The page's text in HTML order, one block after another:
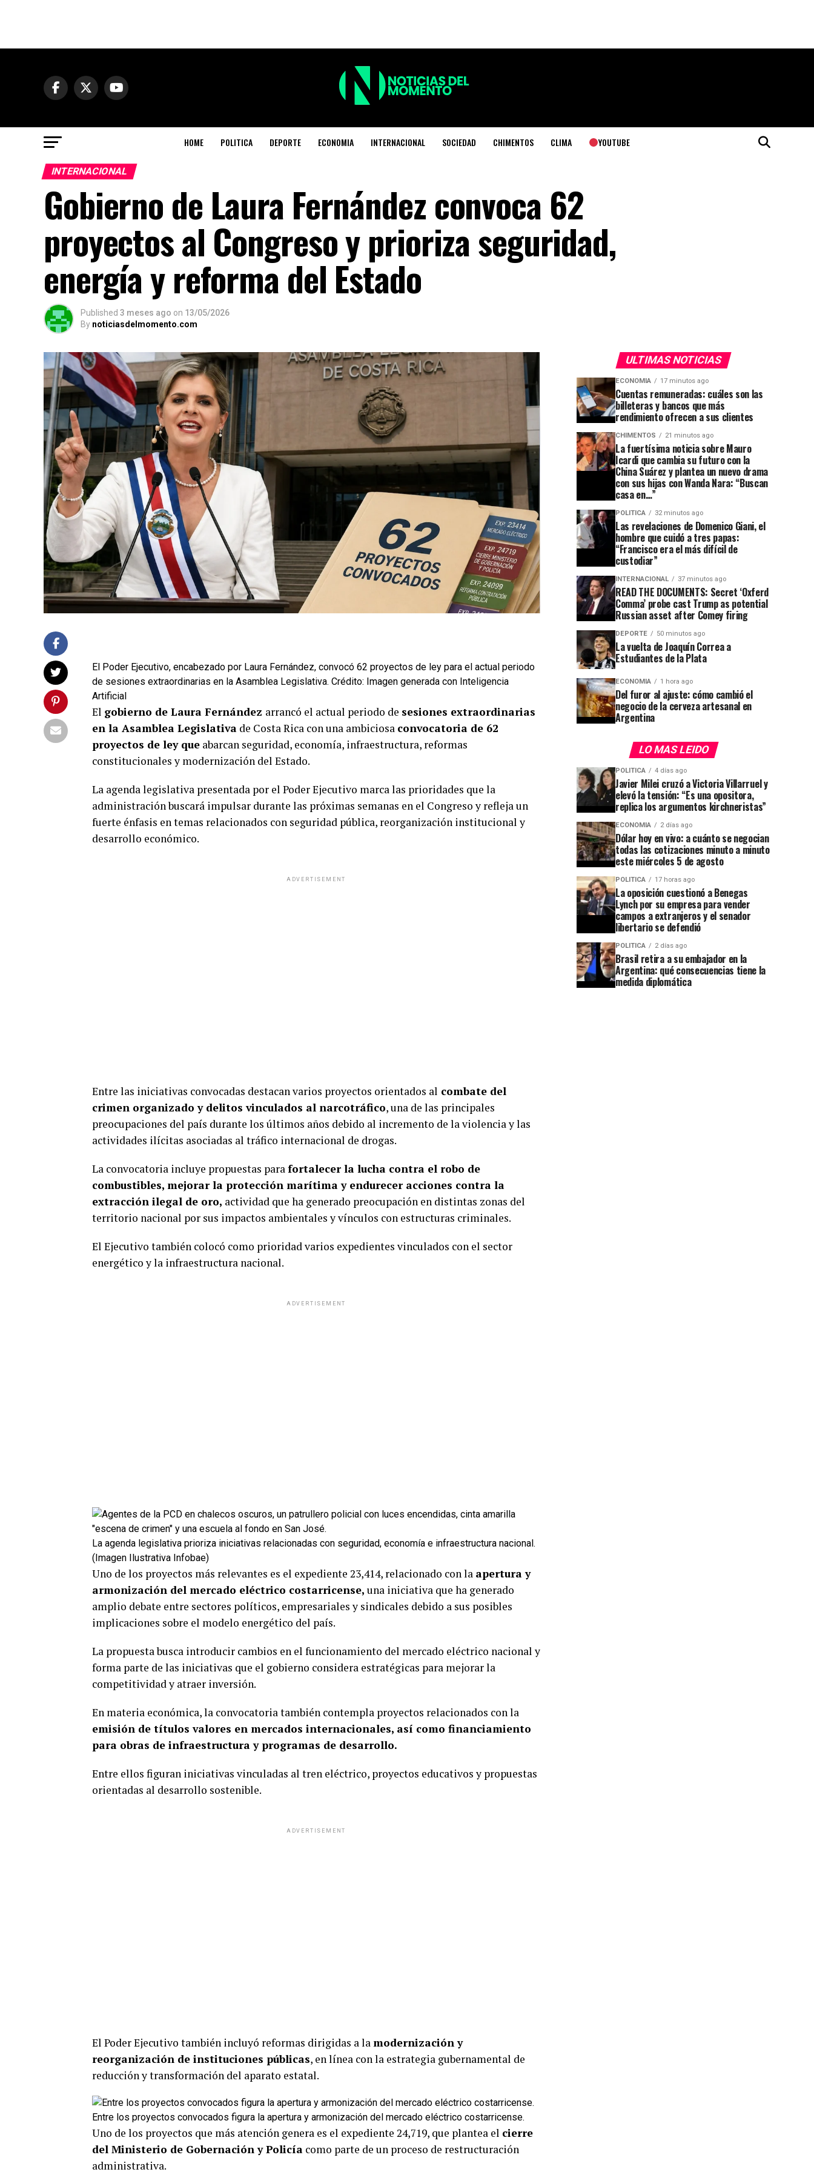
HOME POLITICA DEPORTE ECONOMIA INTERNACIONAL SOCIEDAD CHIMENTOS CLIMA YOUTUBE
INTERNACIONAL
Gobierno de Laura Fernández convoca 62
proyectos al Congreso y prioriza seguridad,
energía y reforma del Estado
Published 3 meses ago on 13/05/2026
By noticiasdelmomento.com
El Poder Ejecutivo, encabezado por Laura Fernández, convocó 62 proyectos de ley para el actual periodo
de sesiones extraordinarias en la Asamblea Legislativa. Crédito: Imagen generada con Inteligencia
Artificial
El gobierno de Laura Fernández arrancó el actual periodo de sesiones extraordinarias
en la Asamblea Legislativa de Costa Rica con una ambiciosa convocatoria de 62
proyectos de ley que abarcan seguridad, economía, infraestructura, reformas
constitucionales y modernización del Estado.
La agenda legislativa presentada por el Poder Ejecutivo marca las prioridades que la
administración buscará impulsar durante las próximas semanas en el Congreso y refleja un
fuerte énfasis en temas relacionados con seguridad pública, reorganización institucional y
desarrollo económico.
ADVERTISEMENT
Entre las iniciativas convocadas destacan varios proyectos orientados al combate del
crimen organizado y delitos vinculados al narcotráfico, una de las principales
preocupaciones del país durante los últimos años debido al incremento de la violencia y las
actividades ilícitas asociadas al tráfico internacional de drogas.
La convocatoria incluye propuestas para fortalecer la lucha contra el robo de
combustibles, mejorar la protección marítima y endurecer acciones contra la
extracción ilegal de oro, actividad que ha generado preocupación en distintas zonas del
territorio nacional por sus impactos ambientales y vínculos con estructuras criminales.
El Ejecutivo también colocó como prioridad varios expedientes vinculados con el sector
energético y la infraestructura nacional.
ADVERTISEMENT
La agenda legislativa prioriza iniciativas relacionadas con seguridad, economía e infraestructura nacional.
(Imagen Ilustrativa Infobae)
Uno de los proyectos más relevantes es el expediente 23,414, relacionado con la apertura y
armonización del mercado eléctrico costarricense, una iniciativa que ha generado
amplio debate entre sectores políticos, empresariales y sindicales debido a sus posibles
implicaciones sobre el modelo energético del país.
La propuesta busca introducir cambios en el funcionamiento del mercado eléctrico nacional y
forma parte de las iniciativas que el gobierno considera estratégicas para mejorar la
competitividad y atraer inversión.
En materia económica, la convocatoria también contempla proyectos relacionados con la
emisión de títulos valores en mercados internacionales, así como financiamiento
para obras de infraestructura y programas de desarrollo.
Entre ellos figuran iniciativas vinculadas al tren eléctrico, proyectos educativos y propuestas
orientadas al desarrollo sostenible.
ADVERTISEMENT
El Poder Ejecutivo también incluyó reformas dirigidas a la modernización y
reorganización de instituciones públicas, en línea con la estrategia gubernamental de
reducción y transformación del aparato estatal.
Entre los proyectos convocados figura la apertura y armonización del mercado eléctrico costarricense.
Uno de los proyectos que más atención genera es el expediente 24,719, que plantea el cierre
del Ministerio de Gobernación y Policía como parte de un proceso de restructuración
administrativa.
ULTIMAS NOTICIAS
ECONOMIA 17 minutos ago
Cuentas remuneradas: cuáles son las
billeteras y bancos que más
rendimiento ofrecen a sus clientes
CHIMENTOS 21 minutos ago
La fuertísima noticia sobre Mauro
Icardi que cambia su futuro con la
China Suárez y plantea un nuevo drama
con sus hijas con Wanda Nara: “Buscan
casa en…”
POLITICA 32 minutos ago
Las revelaciones de Domenico Giani, el
hombre que cuidó a tres papas:
“Francisco era el más difícil de
custodiar”
INTERNACIONAL 37 minutos ago
READ THE DOCUMENTS: Secret ‘Oxferd
Comma’ probe cast Trump as potential
Russian asset after Comey firing
DEPORTE 50 minutos ago
La vuelta de Joaquín Correa a
Estudiantes de la Plata
ECONOMIA 1 hora ago
Del furor al ajuste: cómo cambió el
negocio de la cerveza artesanal en
Argentina
LO MAS LEIDO
POLITICA 4 días ago
Javier Milei cruzó a Victoria Villarruel y
elevó la tensión: “Es una opositora,
replica los argumentos kirchneristas”
ECONOMIA 2 días ago
Dólar hoy en vivo: a cuánto se negocian
todas las cotizaciones minuto a minuto
este miércoles 5 de agosto
POLITICA 17 horas ago
La oposición cuestionó a Benegas
Lynch por su empresa para vender
campos a extranjeros y el senador
libertario se defendió
POLITICA 2 días ago
Brasil retira a su embajador en la
Argentina: qué consecuencias tiene la
medida diplomática